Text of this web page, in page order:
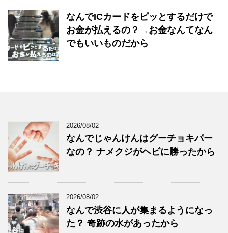
なんでICカードをピッとするだけで
お金が払えるの？→お金なんてなん
でもいいものだから
2026/08/02
なんでじゃんけんはグーチョキパー
なの？ ナメクジがヘビに勝ったから
2026/08/02
なんで渋谷に人が集まるようになっ
た？ 奇跡の水があったから